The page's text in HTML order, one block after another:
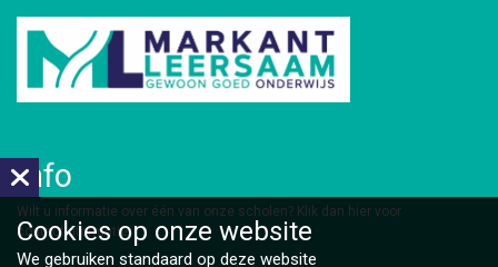
Info
​Wilt u informatie over één van onze scholen? Klik dan hier voor
contactinformatie.
Cookies op onze website
We gebruiken standaard op deze website